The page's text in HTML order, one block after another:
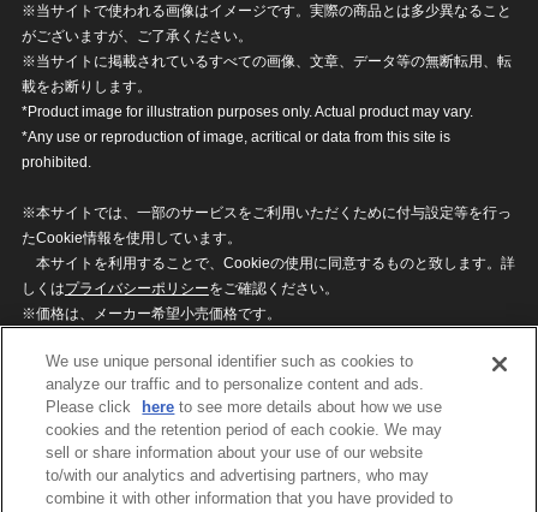
※当サイトで使われる画像はイメージです。実際の商品とは多少異なること
がございますが、ご了承ください。
※当サイトに掲載されているすべての画像、文章、データ等の無断転用、転
載をお断りします。
*Product image for illustration purposes only. Actual product may vary.
*Any use or reproduction of image, acritical or data from this site is
prohibited.
※本サイトでは、一部のサービスをご利用いただくために付与設定等を行っ
たCookie情報を使用しています。
本サイトを利用することで、Cookieの使用に同意するものと致します。詳
しくはプライバシーポリシーをご確認ください。
※価格は、メーカー希望小売価格です。
ざいますのでご了承ください。
privacypolicy
Do Not Sell or Share My
Personal Information
ウェブサイトご利用条件
ソーシャルメディアポリシー
個人情報保護方針
お問い合わせ
We use unique personal identifier such as cookies to
analyze our traffic and to personalize content and ads.
Please click
here to see more details about how we use
cookies and the retention period of each cookie. We may
sell or share information about your use of our website
to/with our analytics and advertising partners, who may
combine it with other information that you have provided to